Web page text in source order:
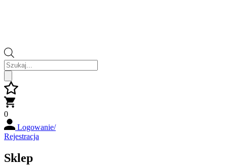
Wyszukiwarka
produktów
0
Logowanie/
Rejestracja
Sklep